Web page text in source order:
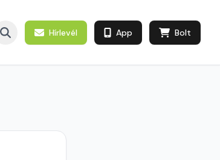
Hírlevél App Bolt